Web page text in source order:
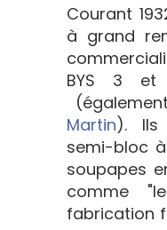
Courant
à grand
BYS 3 et
(également
Martin). Ils
semi-bloc
soupapes
comme
fabrication